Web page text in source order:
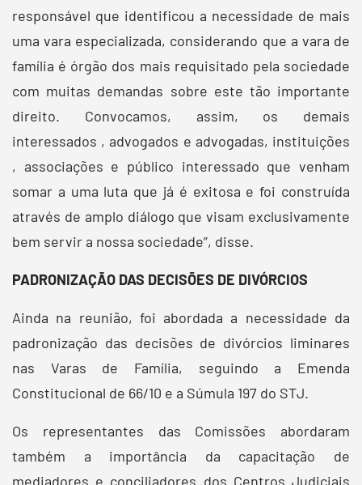
responsável que identificou a necessidade de mais
uma vara especializada, considerando que a vara de
família é órgão dos mais requisitado pela sociedade
com muitas demandas sobre este tão importante
direito. Convocamos, assim, os demais
interessados , advogados e advogadas, instituições
, associações e público interessado que venham
somar a uma luta que já é exitosa e foi construída
através de amplo diálogo que visam exclusivamente
bem servir a nossa sociedade”, disse.
PADRONIZAÇÃO DAS DECISÕES DE DIVÓRCIOS
Ainda na reunião, foi abordada a necessidade da
padronização das decisões de divórcios liminares
nas Varas de Família, seguindo a Emenda
Constitucional de 66/10 e a Súmula 197 do STJ.
Os representantes das Comissões abordaram
também a importância da capacitação de
mediadores e conciliadores dos Centros Judiciais